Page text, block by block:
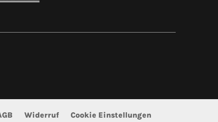
Widerruf Cookie Einstellungen